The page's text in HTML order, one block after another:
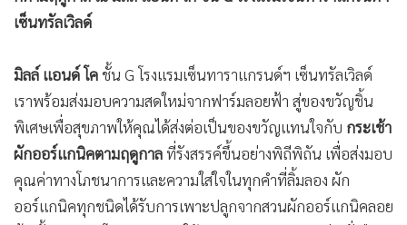
• Management & HR
• Infographic
• การเมือง
• ท่องเที่ยว
• กีฬา
• ต่างประเทศ
• Special Scoop
มิลล์ แอนด์ โค
พิเศษเพื่อสุขภาพให้คุณได้ส่งต่อเป็นของขวัญแทนใจกับกระเช้า
ผักออร์แกนิคตามฤดูกาลที่รังสรรค์ขึ้นอย่างพิถีพิถัน เพื่อส่งมอบ
คุณค่าทางโภชนาการและความใส่ใจในทุกคำที่ลิ้มลอง ผัก
ออร์แกนิคทุกชนิดได้รับการเพาะปลูกจากสวนผักออร์แกนิคลอย
ฟ้า ชั้น 26 ของโรงแรมฯ ภายใต้กระบวนการเกษตรอย่างยั่งยืน
ปลอดภัยไร้สารเคมีปนเปื้อน มิลล์ แอนด์ โค ภูมิใจนำเสนอ